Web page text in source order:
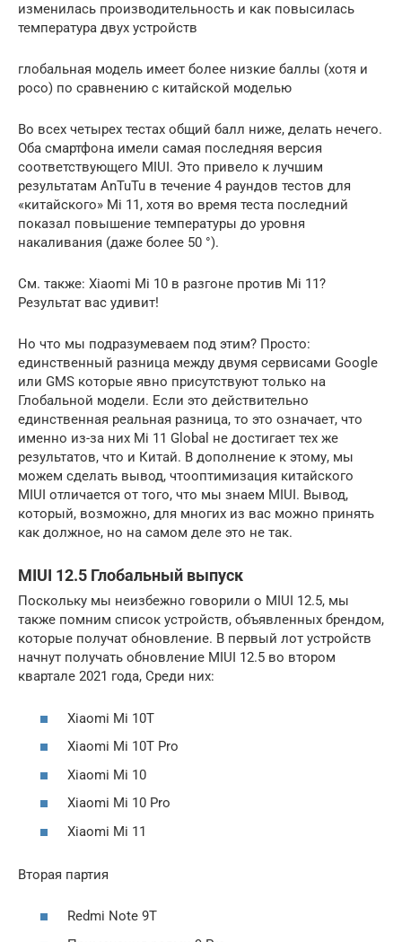
изменилась производительность и как повысилась
температура двух устройств
глобальная модель имеет более низкие баллы (хотя и
poco) по сравнению с китайской моделью
Во всех четырех тестах общий балл ниже, делать нечего.
Оба смартфона имели самая последняя версия
соответствующего MIUI. Это привело к лучшим
результатам AnTuTu в течение 4 раундов тестов для
«китайского» Mi 11, хотя во время теста последний
показал повышение температуры до уровня
накаливания (даже более 50 °).
См. также: Xiaomi Mi 10 в разгоне против Mi 11?
Результат вас удивит!
Но что мы подразумеваем под этим? Просто:
единственный разница между двумя сервисами Google
или GMS которые явно присутствуют только на
Глобальной модели. Если это действительно
единственная реальная разница, то это означает, что
именно из-за них Mi 11 Global не достигает тех же
результатов, что и Китай. В дополнение к этому, мы
можем сделать вывод, чтооптимизация китайского
MIUI отличается от того, что мы знаем MIUI. Вывод,
который, возможно, для многих из вас можно принять
как должное, но на самом деле это не так.
MIUI 12.5 Глобальный выпуск
Поскольку мы неизбежно говорили о MIUI 12.5, мы
также помним список устройств, объявленных брендом,
которые получат обновление. В первый лот устройств
начнут получать обновление MIUI 12.5 во втором
квартале 2021 года, Среди них:
Xiaomi Mi 10T
Xiaomi Mi 10T Pro
Xiaomi Mi 10
Xiaomi Mi 10 Pro
Xiaomi Mi 11
Вторая партия
Redmi Note 9T